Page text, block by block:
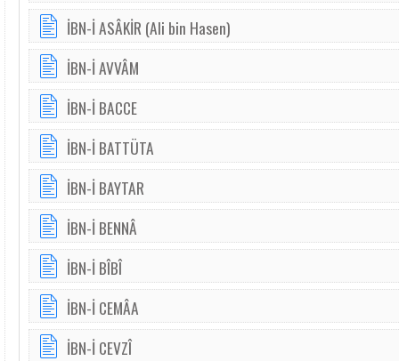
İBN-İ ASÂKİR (Ali bin Hasen)
İBN-İ AVVÂM
İBN-İ BACCE
İBN-İ BATTÜTA
İBN-İ BAYTAR
İBN-İ BENNÂ
İBN-İ BÎBÎ
İBN-İ CEMÂA
İBN-İ CEVZÎ